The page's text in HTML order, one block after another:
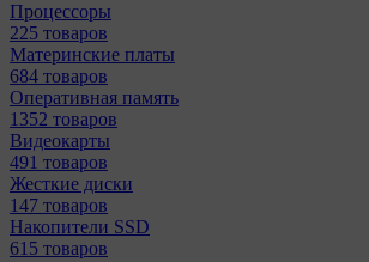
Процессоры
225 товаров
Материнcкие платы
684 товаров
Оперативная память
1352 товаров
Видеокарты
491 товаров
Жесткие диски
147 товаров
Накопители SSD
615 товаров